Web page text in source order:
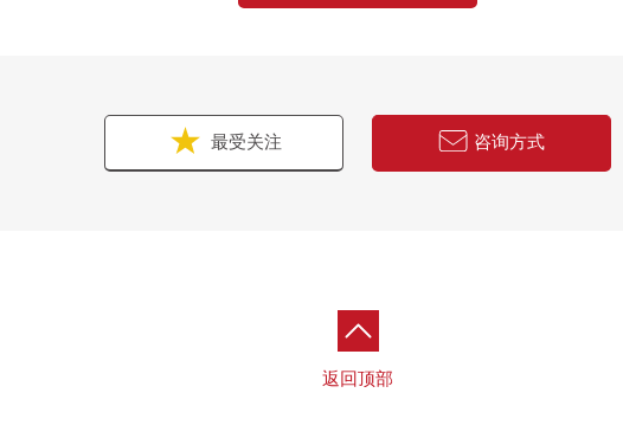
最受关注 咨询方式
返回顶部